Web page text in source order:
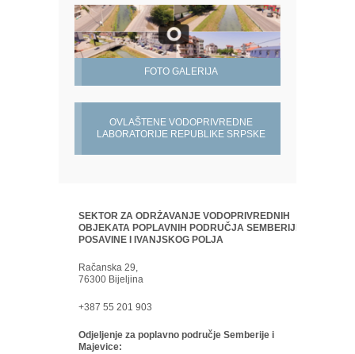
FOTO GALERIJA
OVLAŠTENE VODOPRIVREDNE
LABORATORIJE REPUBLIKE SRPSKE
SEKTOR ZA ODRŽAVANJE VODOPRIVREDNIH
OBJEKATA POPLAVNIH PODRUČJA SEMBERIJE,
POSAVINE I IVANJSKOG POLJA
Račanska 29,
76300 Bijeljina
+387 55 201 903
Odjeljenje za poplavno područje Semberije i
Majevice: